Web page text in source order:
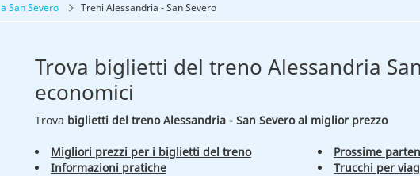
a San Severo Treni Alessandria - San Severo
Trova biglietti del treno Alessandria
economici
Trova biglietti del treno Alessandria - San Severo al miglior prezzo
Migliori prezzi per i biglietti del treno
Informazioni pratiche
Prossime
Trucchi per